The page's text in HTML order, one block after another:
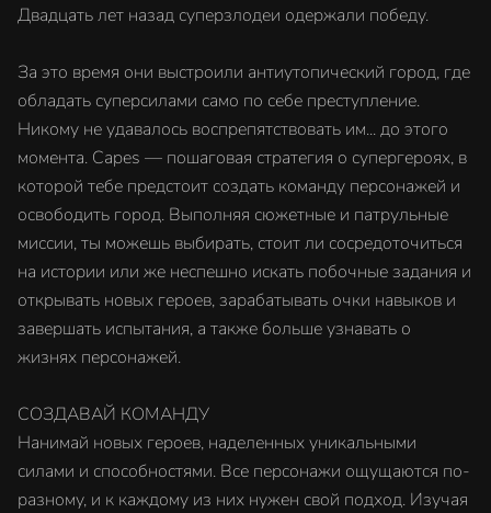
Двадцать лет назад суперзлодеи одержали победу.
За это время они выстроили антиутопический город, где
обладать суперсилами само по себе преступление.
Никому не удавалось воспрепятствовать им... до этого
момента. Capes — пошаговая стратегия о супергероях, в
которой тебе предстоит создать команду персонажей и
освободить город. Выполняя сюжетные и патрульные
миссии, ты можешь выбирать, стоит ли сосредоточиться
на истории или же неспешно искать побочные задания и
открывать новых героев, зарабатывать очки навыков и
завершать испытания, а также больше узнавать о
жизнях персонажей.
СОЗДАВАЙ КОМАНДУ
Нанимай новых героев, наделенных уникальными
силами и способностями. Все персонажи ощущаются по-
разному, и к каждому из них нужен свой подход. Изучая